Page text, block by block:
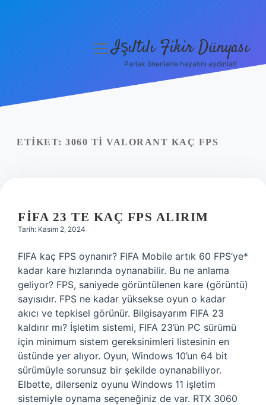
Yasal Uyarı
menüyüIşıltılı Fikir Dünyası
Parlak önerilerle hayatını aydınlat!
ETIKET: 3060 TI VALORANT KAÇ FPS
FIFA 23 TE KAÇ FPS ALIRIM
Tarih: Kasım 2, 2024
FIFA kaç FPS oynanır? FIFA Mobile artık 60 FPS’ye*
kadar kare hızlarında oynanabilir. Bu ne anlama
geliyor? FPS, saniyede görüntülenen kare (görüntü)
sayısıdır. FPS ne kadar yüksekse oyun o kadar
akıcı ve tepkisel görünür. Bilgisayarım FIFA 23
kaldırır mı? İşletim sistemi, FIFA 23’ün PC sürümü
için minimum sistem gereksinimleri listesinin en
üstünde yer alıyor. Oyun, Windows 10’un 64 bit
sürümüyle sorunsuz bir şekilde oynanabiliyor.
Elbette, dilerseniz oyunu Windows 11 işletim
sistemiyle oynama seçeneğiniz de var. RTX 3060